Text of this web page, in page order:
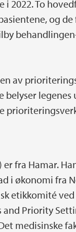
i 2022. To
og
av
belyser
er fra Hamar.
i økonomi fra
etikkomité
and Priority
medisinske